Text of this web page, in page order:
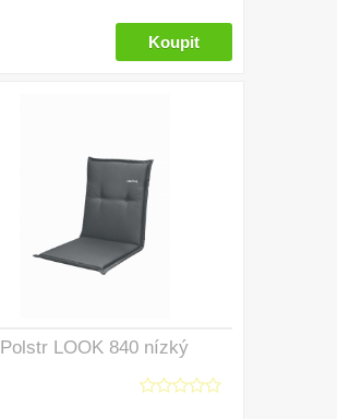
Polstr LOOK 840 nízký